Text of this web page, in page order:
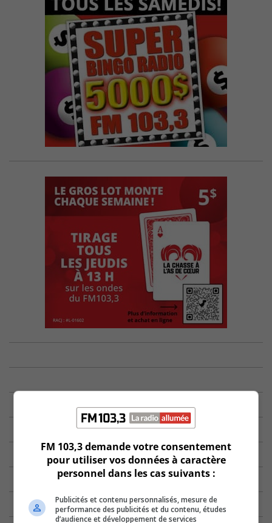
FM 103,3 demande votre consentement
pour utiliser vos données à caractère
personnel dans les cas suivants :
Publicités et contenu personnalisés, mesure de
performance des publicités et du contenu, études
d’audience et développement de services